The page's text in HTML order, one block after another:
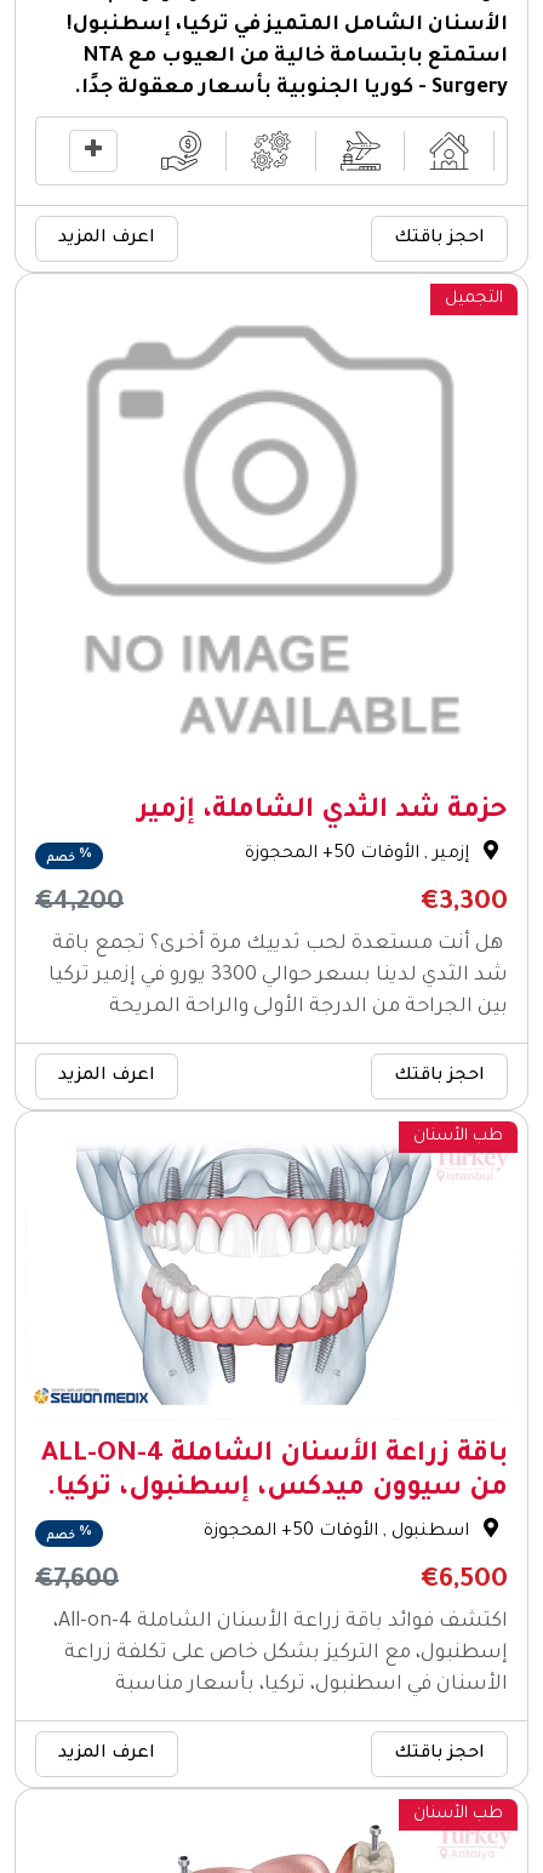
الأسنان الشامل المتميز في تركيا، إسطنبول!
استمتع بابتسامة خالية من العيوب مع NTA
Surgery - كوريا الجنوبية بأسعار معقولة جدًا.
احجز باقتك اعرف المزيد
التجميل
حزمة شد الثدي الشاملة، إزمير
إزمير, الأوقات 50+ المحجوزة %خصم
€3,300
€4,200
هل أنت مستعدة لحب ثدييك مرة أخرى؟ تجمع باقة
شد الثدي لدينا بسعر حوالي 3300 يورو في إزمير تركيا
بين الجراحة من الدرجة الأولى والراحة المريحة
والرعاية الحقيقية. تبدأ زيادة ثقتك بنفسك هنا في
أفضل مستشفى لجراحة التجميل في تركيا!
احجز باقتك اعرف المزيد
طب الأسنان
باقة زراعة الأسنان الشاملة ALL-ON-4
من سيوون ميدكس، إسطنبول، تركيا.
اسطنبول , الأوقات 50+ المحجوزة %خصم
€6,500
€7,600
اكتشف فوائد باقة زراعة الأسنان الشاملة All-on-4،
إسطنبول، مع التركيز بشكل خاص على تكلفة زراعة
الأسنان في اسطنبول، تركيا، بأسعار مناسبة
للميزانية.
احجز باقتك اعرف المزيد
طب الأسنان